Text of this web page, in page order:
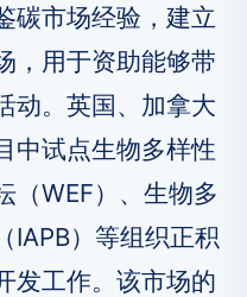
碳市场经验，建立
，用于资助能够带
动。英国、加拿大
中试点生物多样性
（WEF）、生物多
IAPB）等组织正积
发工作。该市场的